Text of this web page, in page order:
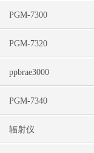
PGM-7300
PGM-7320
ppbrae3000
PGM-7340
辐射仪